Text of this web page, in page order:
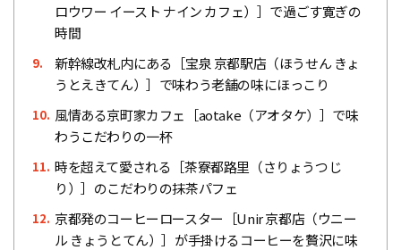
ロウワー イースト ナイン カフェ）］で過ごす寛ぎの
時間
9.
新幹線改札内にある［宝泉 京都駅店（ほうせん きょ
うとえきてん）］で味わう老舗の味にほっこり
10. 風情ある京町家カフェ［aotake（アオタケ）］で味
わうこだわりの一杯
11. 時を超えて愛される［茶寮都路里（さりょうつじ
り）］のこだわりの抹茶パフェ
12. 京都発のコーヒーロースター［Unir 京都店（ウニー
ル きょうとてん）］が手掛けるコーヒーを贅沢に味